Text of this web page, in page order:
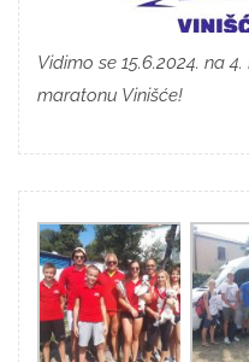
Vidimo se 15.6.2024. na
maratonu Vinišće!